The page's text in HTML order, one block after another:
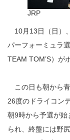
JRP
10月13日（日）
パーフォーミュラ
TEAM TOM’S）が
この日も朝から
26度のドライコン
朝9時から予選が
られ、終盤には野